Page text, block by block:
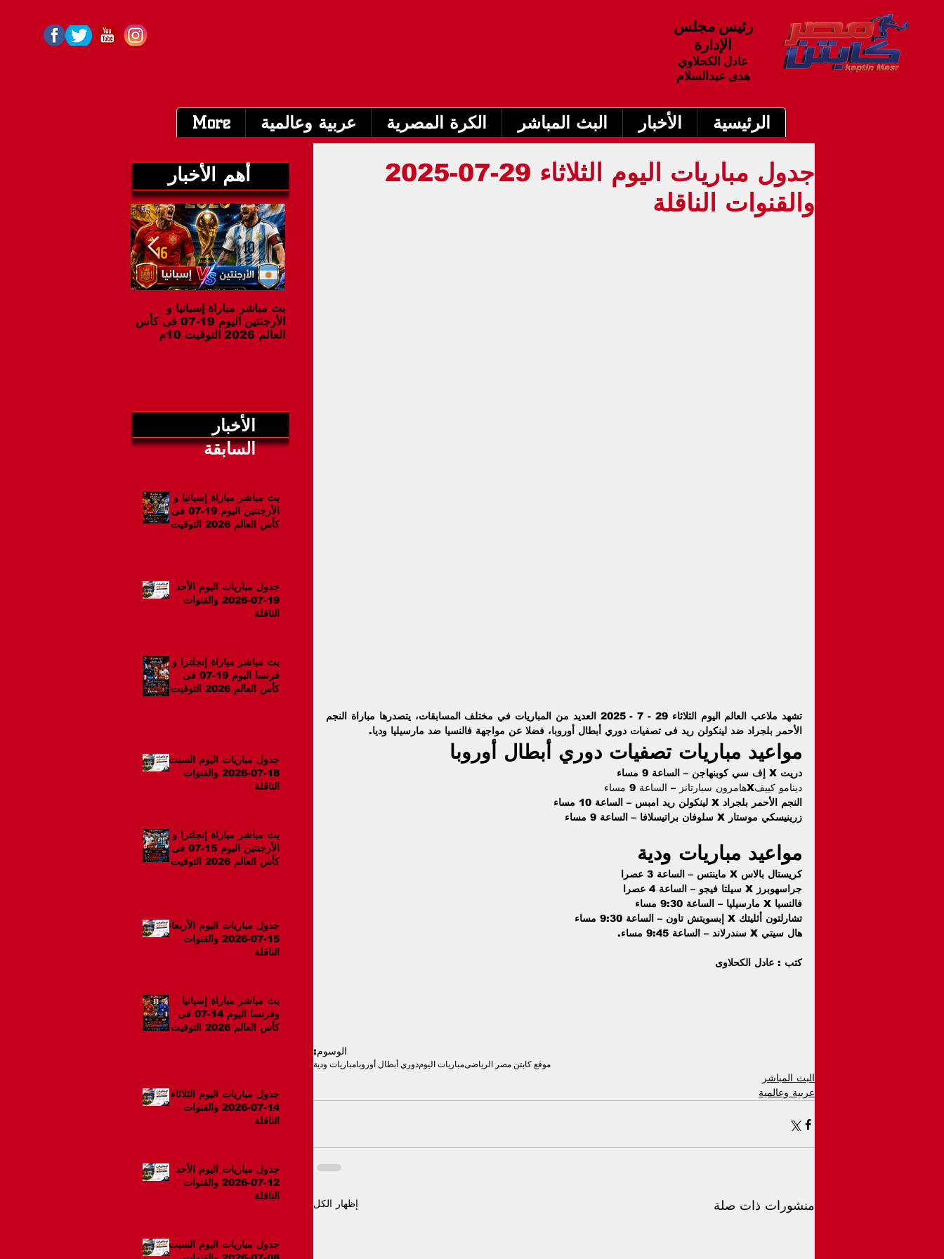
رئيس مجلس
الإدارة
عادل الكحلاوي
هدى عبدالسلام
الرئيسية الأخبار البث المباشر الكرة المصرية عربية وعالمية More
أهم الأخبار
بث مباشر مباراة إسبانيا و
الأرجنتين اليوم 19-07 فى كأس
العالم 2026 التوقيت 10م
الأخبار
السابقة
بث مباشر مباراة إسبانيا و
الأرجنتين اليوم 19-07 فى
كأس العالم 2026 التوقيت
جدول مباريات اليوم الأحد
19-07-2026 والقنوات
الناقلة
بث مباشر مباراة إنجلترا و
فرنسا اليوم 19-07 فى
كأس العالم 2026 التوقيت
جدول مباريات اليوم السبت
18-07-2026 والقنوات
الناقلة
بث مباشر مباراة إنجلترا و
الأرجنتين اليوم 15-07 فى
كأس العالم 2026 التوقيت
جدول مباريات اليوم الأربعاء
15-07-2026 والقنوات
الناقلة
بث مباشر مباراة إسبانيا
وفرنسا اليوم 14-07 فى
كأس العالم 2026 التوقيت
جدول مباريات اليوم الثلاثاء
14-07-2026 والقنوات
الناقلة
جدول مباريات اليوم الأحد
12-07-2026 والقنوات
الناقلة
جدول مباريات اليوم السبت
جدول مباريات اليوم الثلاثاء 29-07-2025
والقنوات الناقلة
تشهد ملاعب العالم اليوم الثلاثاء 29 - 7 - 2025 العديد من المباريات في مختلف المسابقات، يتصدرها مباراة
الأحمر بلجراد ضد لينكولن ريد فى تصفيات دوري أبطال أوروبا، فضلا عن مواجهة فالنسيا ضد مارسيليا وديا.
مواعيد مباريات تصفيات دوري أبطال أوروبا
دريت X إف سي كوبنهاجن – الساعة 9 مساء
دينامو كييفXهامرون سبارتانز – الساعة 9 مساء
النجم الأحمر بلجراد X لينكولن ريد امبس – الساعة 10 مساء
زرينيسكي موستار X سلوفان براتيسلافا – الساعة 9 مساء
مواعيد مباريات ودية
كريستال بالاس X ماينتس – الساعة 3 عصرا
جراسهوبرز X سيلتا فيجو – الساعة 4 عصرا
فالنسيا X مارسيليا – الساعة 9:30 مساء
تشارلتون أثليتك X إبسويتش تاون – الساعة 9:30 مساء
هال سيتي X سندرلاند – الساعة 9:45 مساء.
كتب : عادل الكحلاوى
الوسوم:
موقع كابتن مصر الرياضىمباريات اليومدوري أبطال أوروبامباريات ودية
البث المباشر
عربية وعالمية
منشورات ذات صلة إظهار الكل